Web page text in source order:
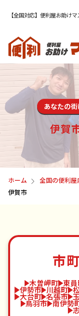
【全国対応】便利屋お助け
あなたの
伊賀
ホーム 全国の便利屋
伊賀市
市
木曽岬町 東
伊勢市 川越町
大台町 名張市
鳥羽市 南伊勢